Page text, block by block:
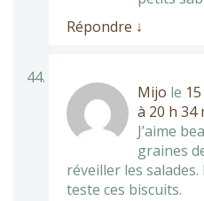
Répondre ↓
Mijo le
à 20 h 34
J’aime
graines
réveiller les
teste ces biscuits.